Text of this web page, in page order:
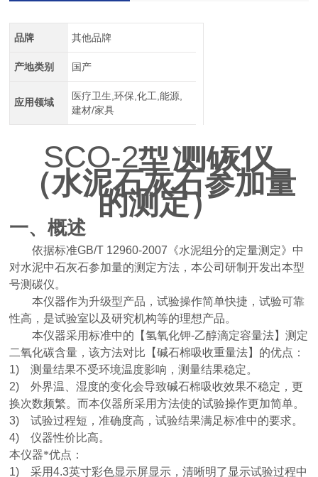
品牌 其他品牌
产地类别 国产
应用领域
医疗卫生,环保,化工,能源,
建材/家具
SCO-2型测碳仪
（水泥石灰石参加量
的测定）
一、概述
依据标准GB/T 12960-2007 《水泥组分的定量测定》中
对水泥中石灰石参加量的测定方法，本公司研制开发出本型
号测碳仪。
本仪器作为升级型产品，试验操作简单快捷，试验可靠
性高，是试验室以及研究机构等的理想产品。
本仪器采用标准中的【氢氧化钾-乙醇滴定容量法】测定
二氧化碳含量，该方法对比【碱石棉吸收重量法】的优点：
1)
测量结果不受环境温度影响，测量结果稳定。
2)
外界温、湿度的变化会导致碱石棉吸收效果不稳定，更
换次数频繁。而本仪器所采用方法使的试验操作更加简单。
3)
试验过程短，准确度高，试验结果满足标准中的要求。
4)
仪器性价比高。
本仪器*优点：
1)
采用4.3英寸彩色显示屏显示，清晰明了显示试验过程中